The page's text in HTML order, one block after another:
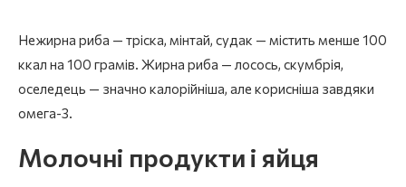
Нежирна риба — тріска, мінтай, судак — містить менше 100
ккал на 100 грамів. Жирна риба — лосось, скумбрія,
оселедець — значно калорійніша, але корисніша завдяки
омега-3.
Молочні продукти і яйця